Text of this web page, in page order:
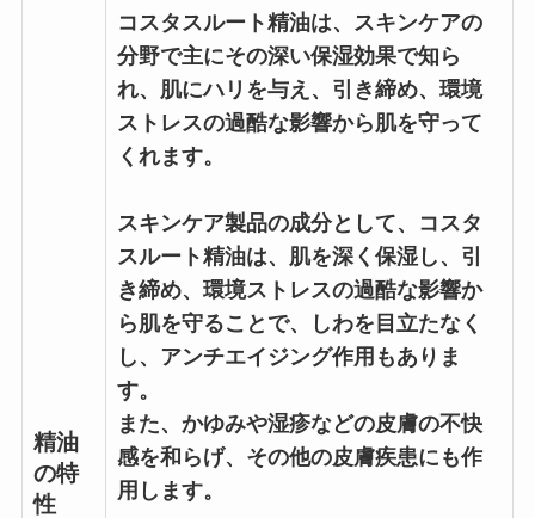
精油
の特
性
コスタスルート精油は、スキンケアの
分野で主にその深い保湿効果で知ら
れ、肌にハリを与え、引き締め、環境
ストレスの過酷な影響から肌を守って
くれます。
スキンケア製品の成分として、コスタ
スルート精油は、肌を深く保湿し、引
き締め、環境ストレスの過酷な影響か
ら肌を守ることで、しわを目立たなく
し、アンチエイジング作用もありま
す。
また、かゆみや湿疹などの皮膚の不快
感を和らげ、その他の皮膚疾患にも作
用します。